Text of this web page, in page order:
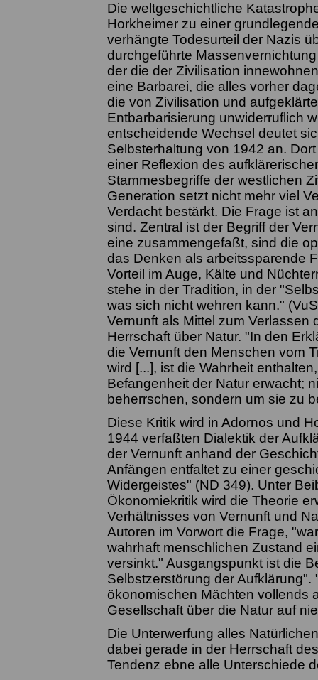
Die weltgeschichtliche
Horkheimer zu einer
verhängte Todesurteil der Nazis
durchgeführte
der die der Zivilisation
eine Barbarei, die alles vorher
die von Zivilisation und
Entbarbarisierung unwiderruflich
entscheidende Wechsel deutet
Selbsterhaltung von 1942 an.
einer Reflexion des
Stammesbegriffe der westlichen
Generation setzt nicht mehr viel
Verdacht bestärkt. Die Frage ist
sind. Zentral ist der Begriff der
eine zusammengefaßt, sind die
das Denken als arbeitssparende
Vorteil im Auge, Kälte und
stehe in der Tradition, in der
was sich nicht wehren kann."
Vernunft als Mittel zum Verlassen
Herrschaft über Natur. "In den
die Vernunft den Menschen vom
wird [...], ist die Wahrheit
Befangenheit der Natur erwacht;
beherrschen, sondern um sie zu
Diese Kritik wird in Adornos und
1944 verfaßten Dialektik der
der Vernunft anhand der
Anfängen entfaltet zu einer
Widergeistes" (ND 349). Unter
Ökonomiekritik wird die Theorie
Verhältnisses von Vernunft und
Autoren im Vorwort die Frage,
wahrhaft menschlichen Zustand
versinkt." Ausgangspunkt ist die
Selbstzerstörung der
ökonomischen Mächten vollends
Gesellschaft über die Natur auf
Die Unterwerfung alles
dabei gerade in der Herrschaft
Tendenz ebne alle Unterschiede